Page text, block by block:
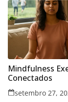
Mindfulness
Conectados
setembro 27,